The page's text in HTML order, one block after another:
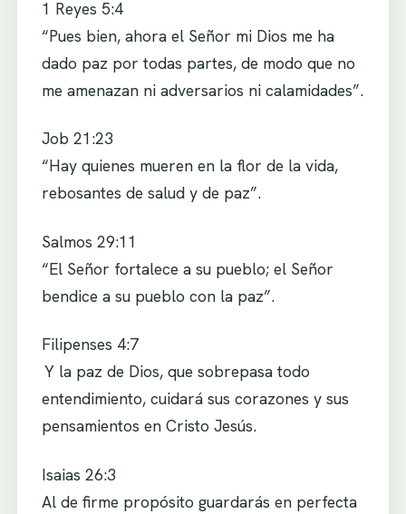
1 Reyes 5:4
“Pues bien, ahora el Señor mi Dios me ha
dado paz por todas partes, de modo que no
me amenazan ni adversarios ni calamidades”.
Job 21:23
“Hay quienes mueren en la flor de la vida,
rebosantes de salud y de paz”.
Salmos 29:11
“El Señor fortalece a su pueblo; el Señor
bendice a su pueblo con la paz”.
Filipenses 4:7
Y la paz de Dios, que sobrepasa todo
entendimiento, cuidará sus corazones y sus
pensamientos en Cristo Jesús.
Isaias 26:3
Al de firme propósito guardarás en perfecta